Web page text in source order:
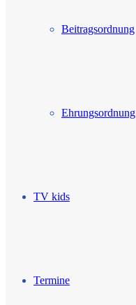
Beitragsordnung
Ehrungsordnung
TV kids
Termine